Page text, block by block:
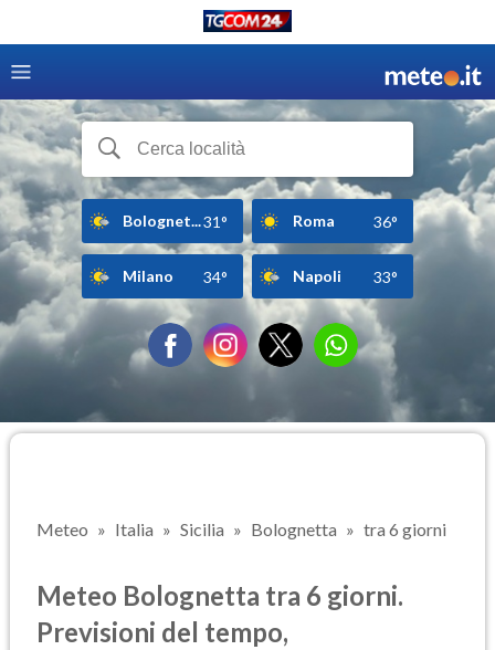
Bolognet...31° Roma 36°
Milano 34° Napoli 33°
Meteo Italia Sicilia Bolognetta tra 6 giorni
Meteo Bolognetta tra 6 giorni.
Previsioni del tempo,